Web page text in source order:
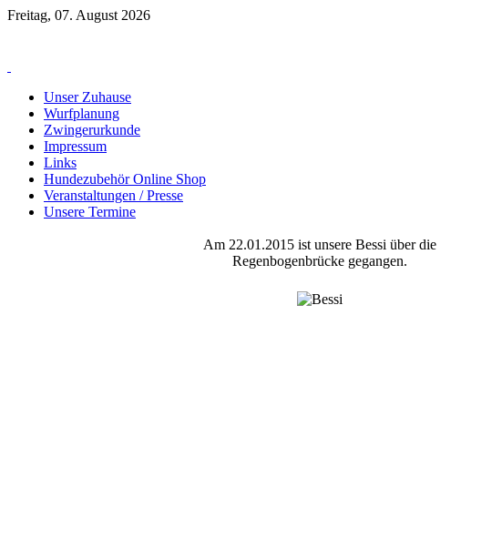
Freitag, 07. August 2026
Unser Zuhause
Wurfplanung
Zwingerurkunde
Impressum
Links
Hundezubehör Online Shop
Veranstaltungen / Presse
Unsere Termine
Am 22.01.2015 ist unsere Bessi über die
Regenbogenbrücke gegangen.